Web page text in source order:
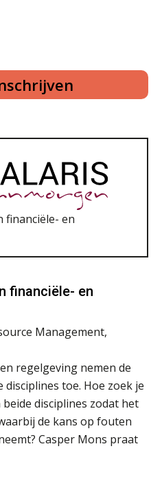
financiële- en
Management,
regelgeving nemen de
toe. Hoe zoek je
disciplines zodat het
de kans op fouten
Casper Mons praat